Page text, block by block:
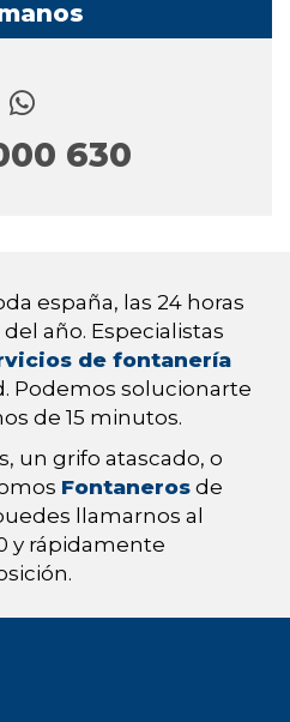
630
españa, las 24 horas
año. Especialistas
de fontanería
Podemos solucionarte
de 15 minutos.
un grifo atascado, o
Fontaneros de
llamarnos al
y rápidamente